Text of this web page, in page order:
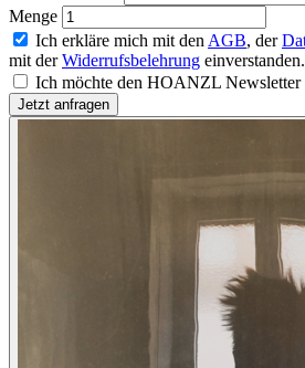
Menge
Ich erkläre mich mit den AGB, der
mit derWiderrufsbelehrung einverstanden.
Ich möchte den HOANZL Newsletter